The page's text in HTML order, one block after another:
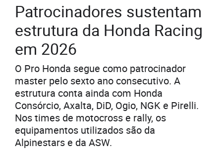
Patrocinadores sustentam
estrutura da Honda Racing
em 2026
O Pro Honda segue como patrocinador
master pelo sexto ano consecutivo. A
estrutura conta ainda com Honda
Consórcio, Axalta, DiD, Ogio, NGK e Pirelli.
Nos times de motocross e rally, os
equipamentos utilizados são da
Alpinestars e da ASW.